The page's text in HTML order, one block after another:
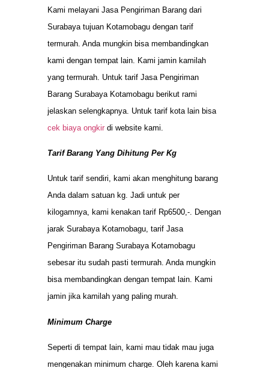
Kami melayani Jasa Pengiriman Barang dari
Surabaya tujuan Kotamobagu dengan tarif
termurah. Anda mungkin bisa membandingkan
kami dengan tempat lain. Kami jamin kamilah
yang termurah. Untuk tarif Jasa Pengiriman
Barang Surabaya Kotamobagu berikut rami
jelaskan selengkapnya. Untuk tarif kota lain bisa
cek biaya ongkir di website kami.
Tarif Barang Yang Dihitung Per Kg
Untuk tarif sendiri, kami akan menghitung barang
Anda dalam satuan kg. Jadi untuk per
kilogamnya, kami kenakan tarif Rp6500,-. Dengan
jarak Surabaya Kotamobagu, tarif Jasa
Pengiriman Barang Surabaya Kotamobagu
sebesar itu sudah pasti termurah. Anda mungkin
bisa membandingkan dengan tempat lain. Kami
jamin jika kamilah yang paling murah.
Minimum Charge
Seperti di tempat lain, kami mau tidak mau juga
mengenakan minimum charge. Oleh karena kami